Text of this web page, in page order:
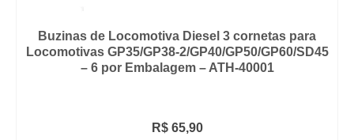
Buzinas de Locomotiva Diesel 3 cornetas para
Locomotivas GP35/GP38-2/GP40/GP50/GP60/SD45
– 6 por Embalagem – ATH-40001
R$65,90